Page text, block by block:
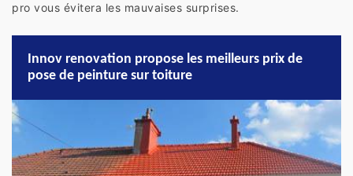
pro vous évitera les mauvaises surprises.
Innov renovation propose les meilleurs prix de
pose de peinture sur toiture